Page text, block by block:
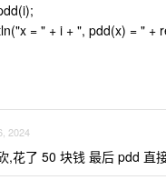
= " + i + ", pdd(x) = " +
2024
,花了 50 块钱 最后 pdd 直